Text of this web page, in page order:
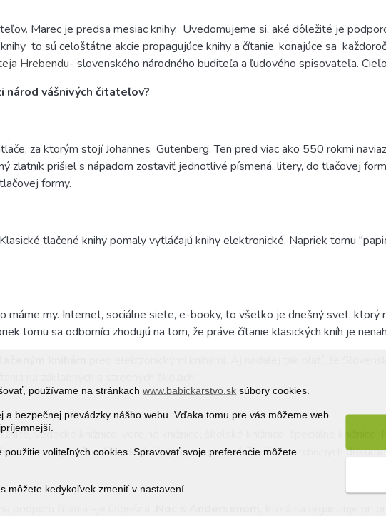
používame na stránkachwww.babickarstvo.sk súbory cookies.
a bezpečnej prevádzky nášho webu. Vďaka tomu pre vás môžeme web
použitie voliteľných cookies. Spravovať svoje preferencie môžete
môžete kedykoľvek zmeniť v nastavení.
Marec je predsa mesiac knihy. Uvedomujeme si, aké dôležité je
to sú celoštátne akcie propagujúce knihy a čítanie, konajúce sa
Hrebendu- slovenského národného buditeľa a ľudového spisovateľa.
vášnivých čitateľov?
za ktorým stojí Johannes Gutenberg. Ten pred viac ako 550 rokmi
zlatník prišiel s nápadom zostaviť jednotlivé písmená, litery, do tlačovej
formy.
tlačené knihy pomaly vytláčajú knihy elektronické. Napriek tomu
máme my. Internet, sociálne siete, e-booky, to všetko je dnešný svet, ktorý
tomu sa odborníci zhodujú na tom, že práve čítanie klasických kníh je
pred elektronickými knihami. Aj naďalej tak platí, že
na základných a stredných školách
vedecké knižnice, verejné knižnice, školské knižnice, špeciálne knižnice.
obsahujú 4,9 milióna knižničných jednotiek, 1,7 milióna archívnych
podporu čítania –je úspešná
ktorá sa organizuje pri